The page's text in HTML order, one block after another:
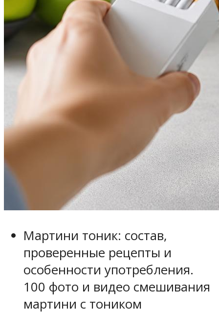
Мартини тоник: состав,
проверенные рецепты и
особенности употребления.
100 фото и видео смешивания
мартини с тоником